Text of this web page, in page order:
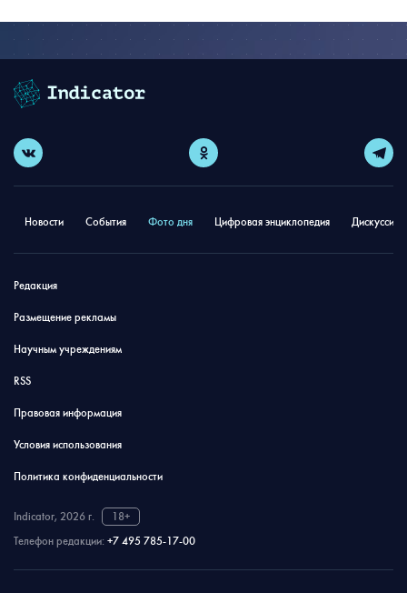
Новости События Фото дня Цифровая энциклопедия
Редакция
Размещение рекламы
Научным учреждениям
RSS
Правовая информация
Условия использования
Политика конфиденциальности
Indicator, 2026 г.
18+
Телефон редакции: +7 495 785-17-00